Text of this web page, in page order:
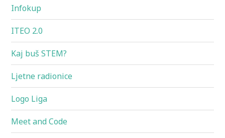
Infokup
ITEO 2.0
Kaj buš STEM?
Ljetne radionice
Logo Liga
Meet and Code